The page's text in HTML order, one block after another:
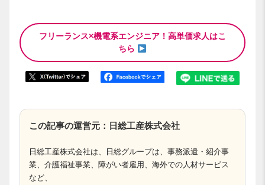
フリーランス×機電系エンジニア！高単価求人はこ
ちら
この記事の運営元：日総工産株式会社
日総工産株式会社は、日総グループは、事務派遣・紹介事
業、介護福祉事業、障がい者雇用、海外での人材サービス
など、